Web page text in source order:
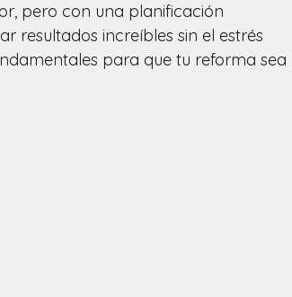
pero con una planificación
resultados increíbles sin el estrés
para que tu reforma sea